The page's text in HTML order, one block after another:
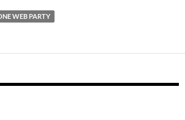
WEB PARTY